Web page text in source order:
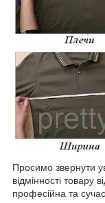
Просимо звернути
відмінності товару
професійна та